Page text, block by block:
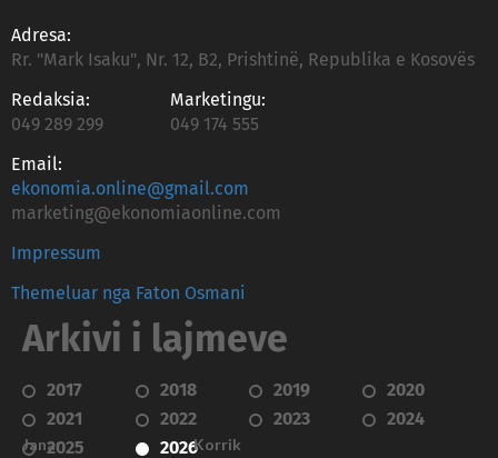
Adresa:
Rr. "Mark Isaku", Nr. 12, B2, Prishtinë, Republika e Kosovës
Redaksia:
049 289 299
Marketingu:
049 174 555
Email:
ekonomia.online@gmail.com
marketing@ekonomiaonline.com
Impressum
Themeluar nga Faton Osmani
Arkivi i lajmeve
2017 2018 2019
2020
2021
2022 2023
2024
2025
2026
Janar
Korrik